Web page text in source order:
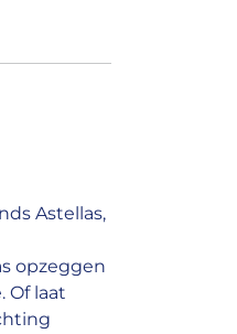
Astellas,
opzeggen
Of laat